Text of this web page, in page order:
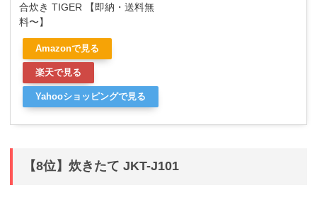
合炊き TIGER 【即納・送料無
料〜】
Amazonで見る
楽天で見る
Yahooショッピングで見る
【8位】炊きたて JKT-J101